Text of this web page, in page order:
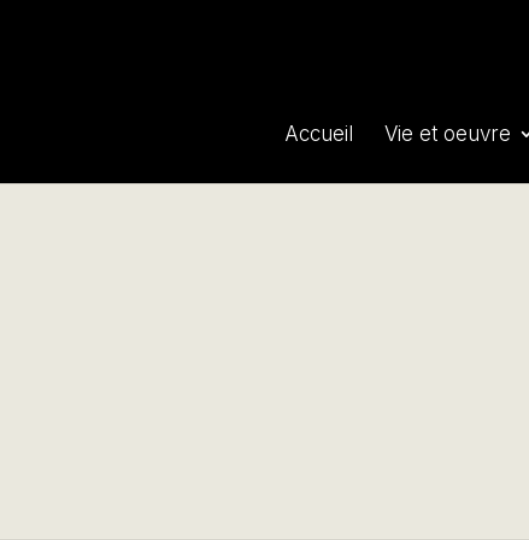
Accueil Vie et oeuvre